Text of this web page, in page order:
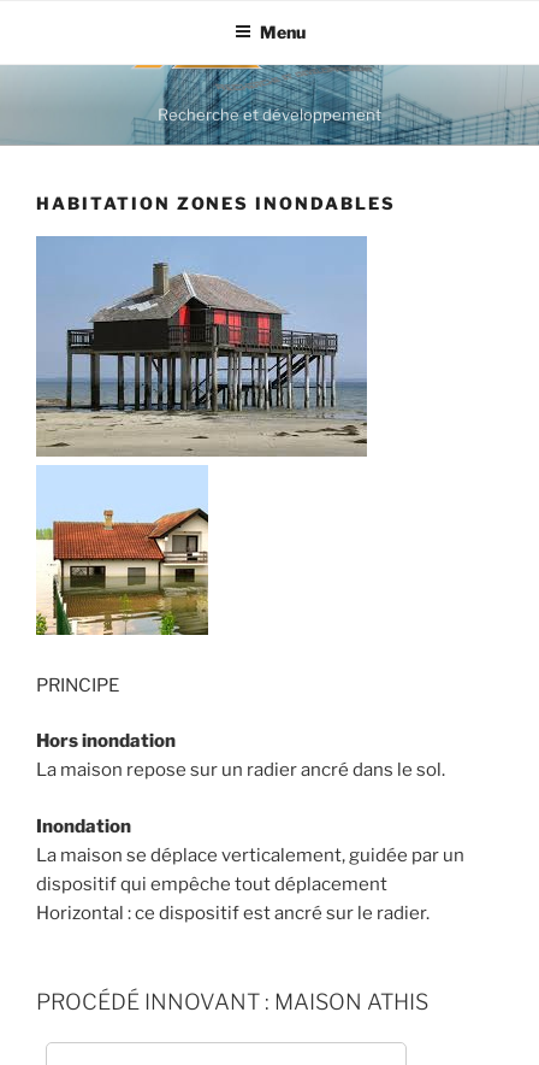
contenu
Recherche et développement
Menu
HABITATION ZONES INONDABLES
PRINCIPE
Hors inondation
La maison repose sur un radier ancré dans le sol.
Inondation
La maison se déplace verticalement, guidée par un
dispositif qui empêche tout déplacement
Horizontal : ce dispositif est ancré sur le radier.
PROCÉDÉ INNOVANT : MAISON ATHIS